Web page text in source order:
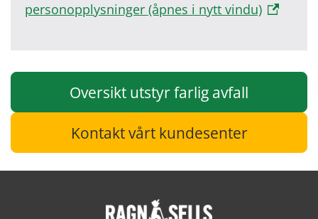
personopplysninger (åpnes i nytt vindu)
Oversikt utstyr farlig avfall
Kontakt vårt kundesenter